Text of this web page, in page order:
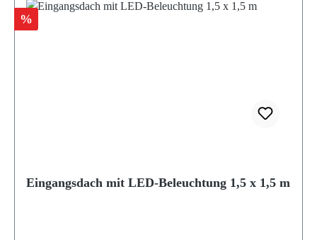
Rabatt
%
Eingangsdach mit LED-Beleuchtung 1,5 x 1,5 m